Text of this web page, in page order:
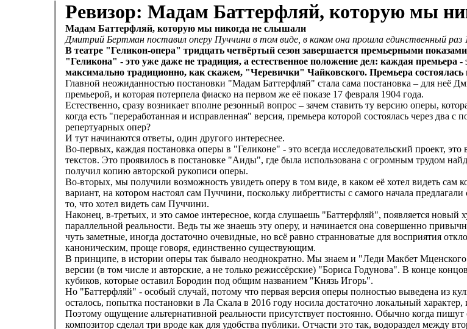
Ревизор: Мадам Баттерфляй, которую мы
Мадам Баттерфляй, которую мы никогда не слышали
Дмитрий Бертман поставил оперу Пуччини в том виде, в каком она прошла единственный раз
В театре "Геликон-опера" тридцать четвёртый сезон завершается премьерными
"Геликона" - это уже даже не традиция, а естественное положение дел: каждая премьера
максимально традиционно, как скажем, "Черевички" Чайковского. Премьера
Главной неожиданностью постановки "Мадам Баттерфляй" стала сама постановка – для неё
премьерой, и которая потерпела фиаско на первом же её показе 17 февраля 1904 года.
Естественно, сразу возникает вполне резонный вопрос – зачем ставить ту версию оперы,
когда есть "переработанная и исправленная" версия, премьера которой состоялась через два
репертуарных опер?
И тут начинаются ответы, один другого интереснее.
Во-первых, каждая постановка оперы в "Геликоне" - это всегда исследовательский проект,
текстов. Это проявилось в постановке "Аиды", где была использована с огромным трудом
получил копию авторской рукописи оперы.
Во-вторых, мы получили возможность увидеть оперу в том виде, в каком её хотел видеть сам
вариант, на котором настоял сам Пуччини, поскольку либреттисты с самого начала
то, что хотел видеть сам Пуччини.
Наконец, в-третьих, и это самое интересное, когда слушаешь "Баттерфляй", появляется
параллельной реальности. Ведь ты же знаешь эту оперу, и начинается она совершенно
чуть заметные, иногда достаточно очевидные, но всё равно странноватые для восприятия
каноническим, проще говоря, единственно существующим.
В принципе, в истории оперы так бывало неоднократно. Мы знаем и "Леди Макбет
версии (в том числе и авторские, а не только режиссёрские) "Бориса Годунова". В конце
кубиков, которые оставил Бородин под общим названием "Князь Игорь".
Но "Баттерфляй" - особый случай, потому что первая версия оперы полностью выведена из
осталось, попытка постановки в Ла Скала в 2016 году носила достаточно локальный
Поэтому ощущение альтернативной реальности присутствует постоянно. Обычно когда
композитор сделал три вроде как для удобства публики. Отчасти это так, водораздел между